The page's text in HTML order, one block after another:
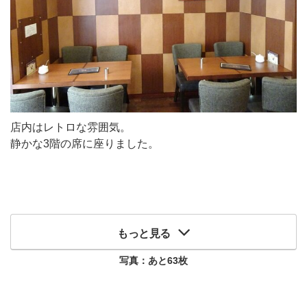
店内はレトロな雰囲気。
静かな3階の席に座りました。
もっと見る
写真：あと63枚